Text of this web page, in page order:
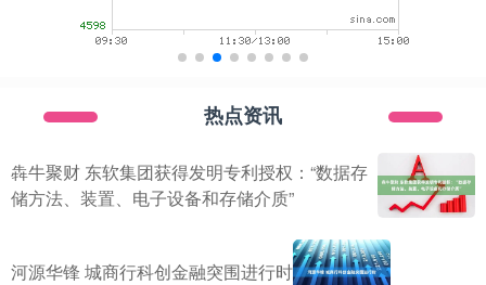
热点资讯
犇牛聚财 东软集团获得发明专利授权：“数据存
储方法、装置、电子设备和存储介质”
河源华锋 城商行科创金融突围进行时